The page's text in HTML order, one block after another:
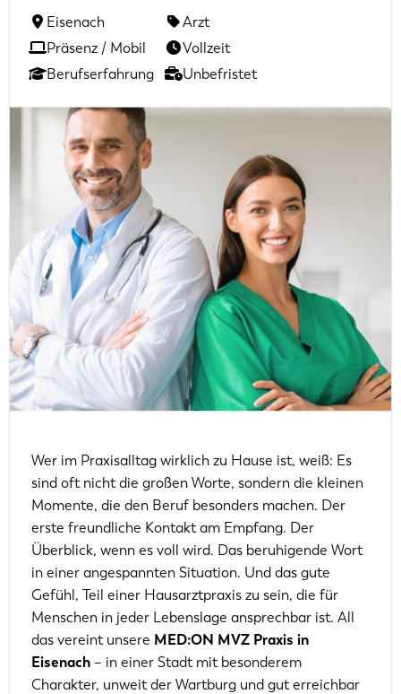
Eisenach
Präsenz / Mobil
Berufserfahrung
Arzt
Vollzeit
Unbefristet
Wer im Praxisalltag wirklich zu Hause ist, weiß: Es
sind oft nicht die großen Worte, sondern die kleinen
Momente, die den Beruf besonders machen. Der
erste freundliche Kontakt am Empfang. Der
Überblick, wenn es voll wird. Das beruhigende Wort
in einer angespannten Situation. Und das gute
Gefühl, Teil einer Hausarztpraxis zu sein, die für
Menschen in jeder Lebenslage ansprechbar ist. All
das vereint unsere MED:ON MVZ Praxis in
Eisenach – in einer Stadt mit besonderem
Charakter, unweit der Wartburg und gut erreichbar